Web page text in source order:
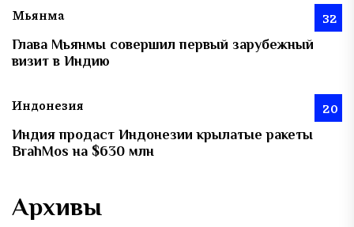
Мьянма 32
Глава Мьянмы совершил первый зарубежный
визит в Индию
Индонезия 20
Индия продаст Индонезии крылатые ракеты
BrahMos на $630 млн
Архивы